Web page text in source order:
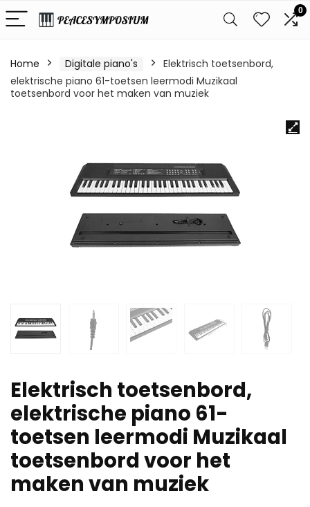
0
Home Digitale piano's
Elektrisch toetsenbord,
elektrische piano 61-toetsen leermodi Muzikaal
toetsenbord voor het maken van muziek
Elektrisch toetsenbord,
elektrische piano 61-
toetsen leermodi Muzikaal
toetsenbord voor het
maken van muziek